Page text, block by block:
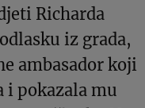
Richarda
iz grada,
ambasador koji
i pokazala mu